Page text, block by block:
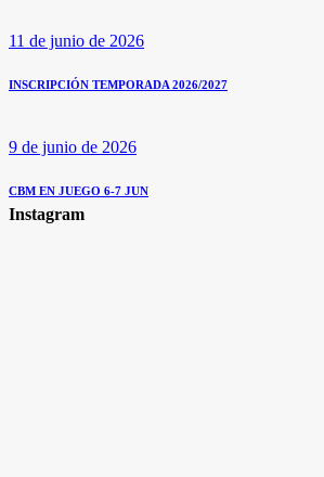
11 de junio de 2026
INSCRIPCIÓN TEMPORADA 2026/2027
9 de junio de 2026
CBM EN JUEGO 6-7 JUN
Instagram